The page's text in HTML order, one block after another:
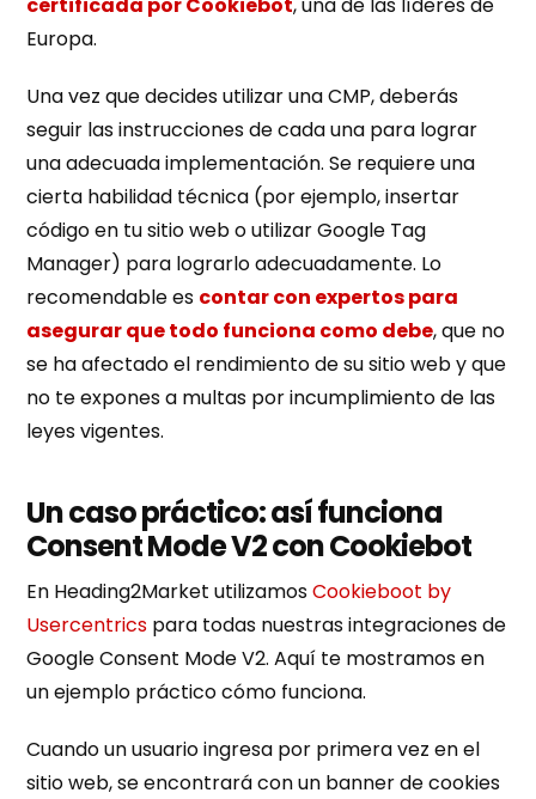
certificada por Cookiebot, una de las líderes de
Europa.
Una vez que decides utilizar una CMP, deberás
seguir las instrucciones de cada una para lograr
una adecuada implementación. Se requiere una
cierta habilidad técnica (por ejemplo, insertar
código en tu sitio web o utilizar Google Tag
Manager) para lograrlo adecuadamente. Lo
recomendable es contar con expertos para
asegurar que todo funciona como debe, que no
se ha afectado el rendimiento de su sitio web y que
no te expones a multas por incumplimiento de las
leyes vigentes.
Un caso práctico: así funciona
Consent Mode V2 con Cookiebot
En Heading2Market utilizamosCookieboot by
Usercentrics para todas nuestras integraciones de
Google Consent Mode V2. Aquí te mostramos en
un ejemplo práctico cómo funciona.
Cuando un usuario ingresa por primera vez en el
sitio web, se encontrará con un banner de cookies